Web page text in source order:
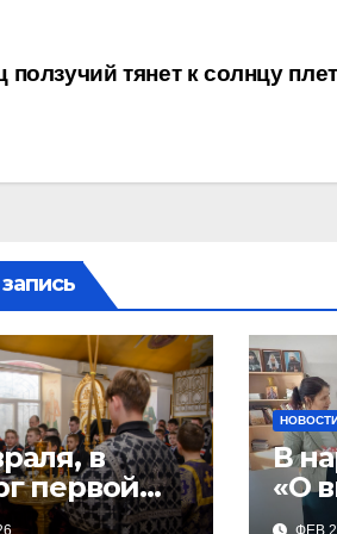
ползучий тянет к солнцу
в
первой
НОВОСТИ
В
«О